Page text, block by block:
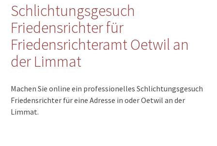
Schlichtungsgesuch
Friedensrichter für
Friedensrichteramt Oetwil an
der Limmat
Machen Sie online ein professionelles Schlichtungsgesuch
Friedensrichter für eine Adresse in oder Oetwil an der
Limmat.